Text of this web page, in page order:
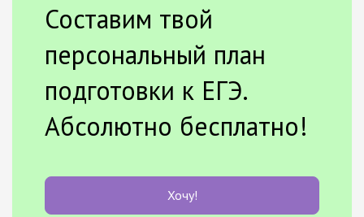
Составим твой
персональный план
подготовки к ЕГЭ.
Абсолютно бесплатно!
Хочу!